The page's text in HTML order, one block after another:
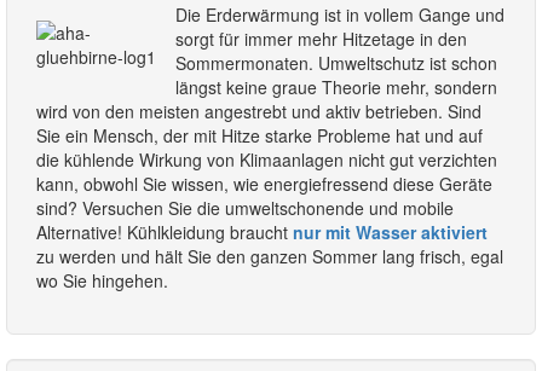
Die Erderwärmung ist in vollem Gange und
sorgt für immer mehr Hitzetage in den
Sommermonaten. Umweltschutz ist schon
längst keine graue Theorie mehr, sondern
wird von den meisten angestrebt und aktiv betrieben. Sind
Sie ein Mensch, der mit Hitze starke Probleme hat und auf
die kühlende Wirkung von Klimaanlagen nicht gut verzichten
kann, obwohl Sie wissen, wie energiefressend diese Geräte
sind? Versuchen Sie die umweltschonende und mobile
Alternative! Kühlkleidung braucht nur mit Wasser aktiviert
zu werden und hält Sie den ganzen Sommer lang frisch, egal
wo Sie hingehen.